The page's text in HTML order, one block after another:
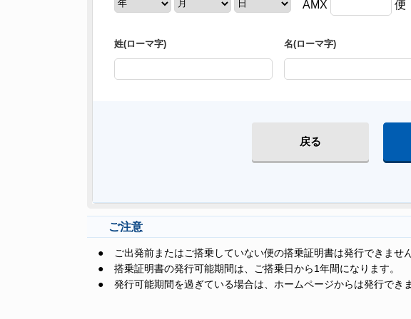
AMX 便
姓(ローマ字)
名(ローマ字)
戻る
ご注意
●
ご出発前またはご搭乗していない便の搭乗証明書は発行できません
●
搭乗証明書の発行可能期間は、ご搭乗日から1年間になります。
●
発行可能期間を過ぎている場合は、ホームページからは発行できま